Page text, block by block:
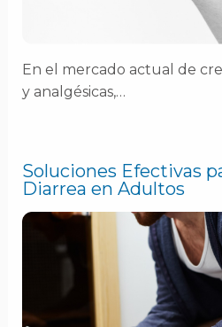
En el mercado actual de
y analgésicas,…
Soluciones Efectivas
Diarrea en Adultos